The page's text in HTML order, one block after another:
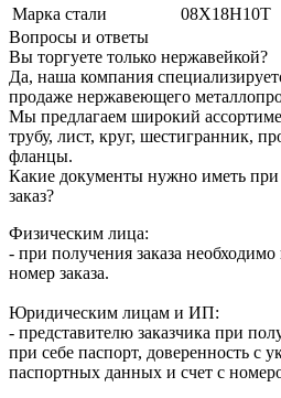
Марка стали
08Х18Н10Т
Вопросы и ответы
Вы торгуете только нержавейкой?
Да, наша компания
продаже нержавеющего
Мы предлагаем широкий
трубу, лист, круг, шестигранник,
фланцы.
Какие документы нужно иметь при
заказ?
Физическим лица:
- при получения заказа
номер заказа.
Юридическим лицам и ИП:
- представителю заказчика при
при себе паспорт, доверенность с
паспортных данных и счет с